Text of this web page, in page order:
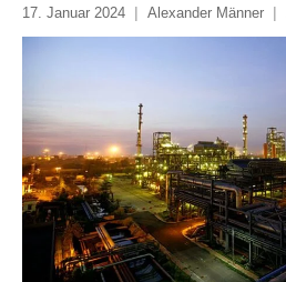
17. Januar 2024 Alexander Männer